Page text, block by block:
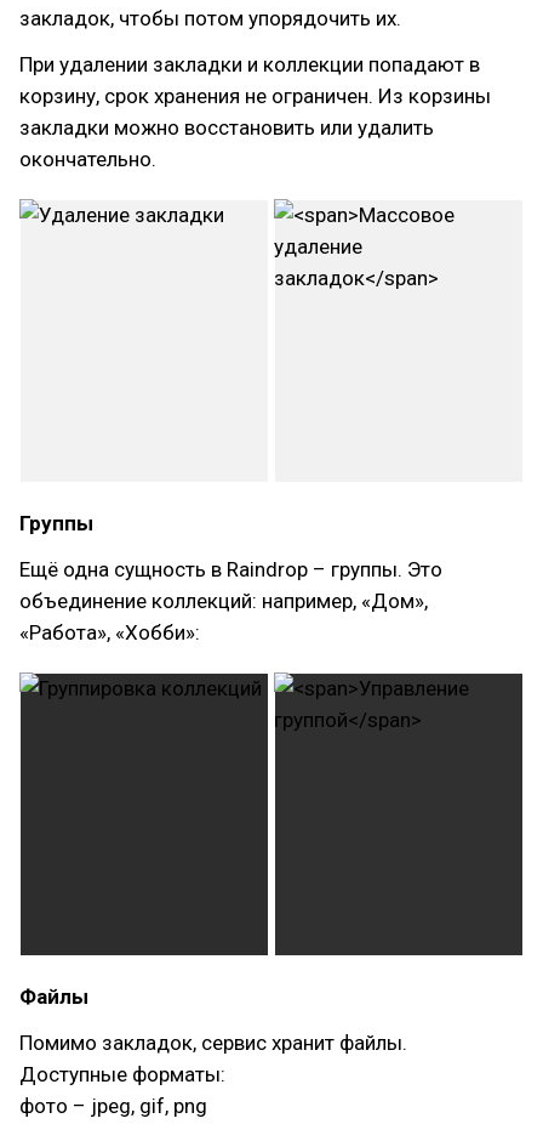
закладок, чтобы потом упорядочить их.
При удалении закладки и коллекции попадают в
корзину, срок хранения не ограничен. Из корзины
закладки можно восстановить или удалить
окончательно.
Группы
Ещё одна сущность в Raindrop – группы. Это
объединение коллекций: например, «Дом»,
«Работа», «Хобби»:
Файлы
Помимо закладок, сервис хранит файлы.
Доступные форматы:
фото – jpeg, gif, png